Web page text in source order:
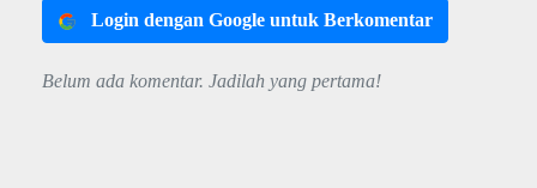
Login dengan Google untuk Berkomentar
Belum ada komentar. Jadilah yang pertama!